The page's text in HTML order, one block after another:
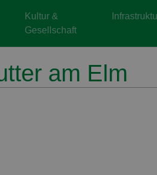
Kultur &
Gesellschaft
am Elm